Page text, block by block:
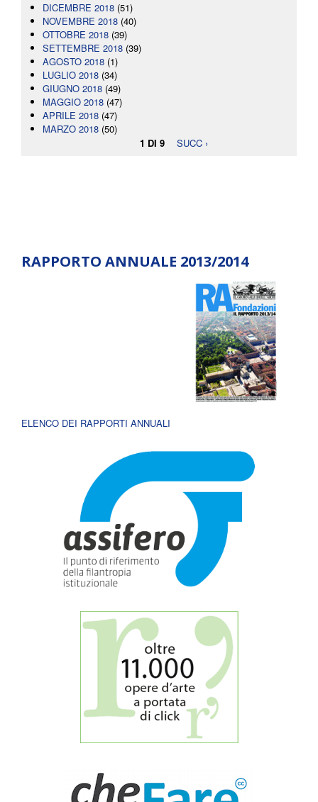
DICEMBRE 2018 (51)
NOVEMBRE 2018 (40)
OTTOBRE 2018 (39)
SETTEMBRE 2018 (39)
AGOSTO 2018 (1)
LUGLIO 2018 (34)
GIUGNO 2018 (49)
MAGGIO 2018 (47)
APRILE 2018 (47)
MARZO 2018 (50)
1 DI 9
SUCC ›
RAPPORTO ANNUALE 2013/2014
ELENCO DEI RAPPORTI ANNUALI